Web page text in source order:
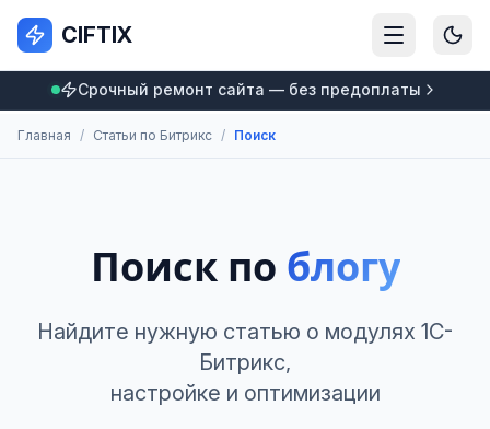
CIFTIX
Срочный ремонт сайта — без предоплаты
Главная / Статьи по Битрикс / Поиск
Поиск по блогу
Найдите нужную статью о модулях 1С-
Битрикс,
настройке и оптимизации